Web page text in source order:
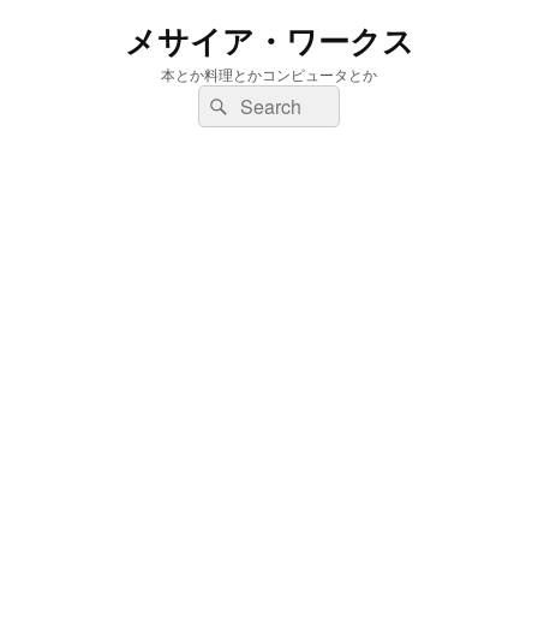
メサイア・ワークス
本とか料理とかコンピュータとか
検
索:
検
索